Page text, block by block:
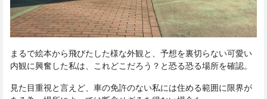
まるで絵本から飛びたした様な外観と、予想を裏切らない可愛い
内観に興奮した私は、これどこだろう？と恐る恐る場所を確認。
見た目重視と言えど、車の免許のない私には住める範囲に限界が